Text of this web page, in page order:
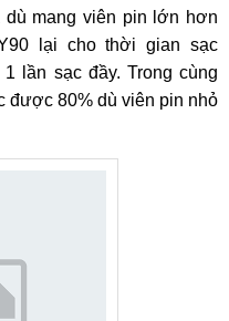
dù mang viên pin lớn hơn
lại cho thời gian sạc
lần sạc đầy. Trong cùng
được 80% dù viên pin nhỏ